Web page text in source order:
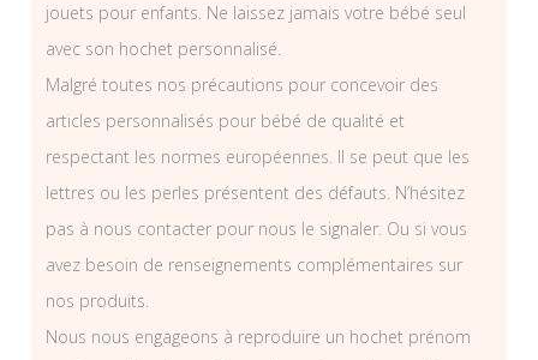
jouets pour enfants. Ne laissez jamais votre bébé seul
avec son hochet personnalisé.
Malgré toutes nos précautions pour concevoir des
articles personnalisés pour bébé de qualité et
respectant les normes européennes. Il se peut que les
lettres ou les perles présentent des défauts. N’hésitez
pas à nous contacter pour nous le signaler. Ou si vous
avez besoin de renseignements complémentaires sur
nos produits.
Nous nous engageons à reproduire un hochet prénom